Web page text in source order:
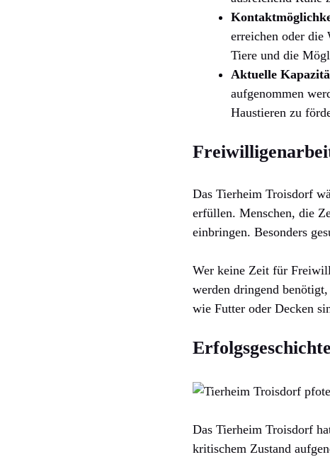
erreichen oder die
Tiere und die
Aktuelle
aufgenommen
Haustieren zu
Das Tierheim Troisdorf
erfüllen. Menschen, die
einbringen. Besonders
Wer keine Zeit für
werden dringend
wie Futter oder Decken
Das Tierheim Troisdorf
kritischem Zustand